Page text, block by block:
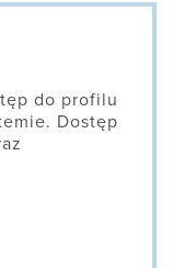
do profilu
Dostęp